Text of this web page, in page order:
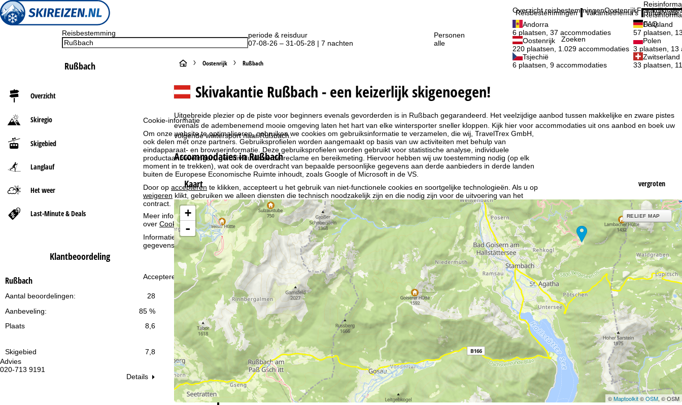
Cookie-informatie
Om onze website te optimaliseren, gebruiken we cookies om gebruiksinformatie te verzamelen, die wij, TravelTrex GmbH,
ook delen met onze partners. Gebruiksprofielen worden aangemaakt op basis van uw activiteiten met behulp van
eindapparaat- en browserinformatie. Deze gebruiksprofielen worden gebruikt voor statistische analyse, individuele
productaanbevelingen, geïndividualiseerde reclame en bereikmeting. Hiervoor hebben wij uw toestemming nodig (op elk
moment in te trekken), wat ook de overdracht van bepaalde persoonlijke gegevens aan derde aanbieders in derde landen
buiten de Europese Economische Ruimte inhoudt, zoals Google of Microsoft in de VS.
Door op accepteren te klikken, accepteert u het gebruik van niet-functionele cookies en soortgelijke technologieën. Als u op
weigeren klikt, gebruiken we alleen diensten die technisch noodzakelijk zijn en die nodig zijn voor de uitvoering van het
contract.
Meer informatie over het gebruik van cookies en de mogelijkheid om uw instellingen te wijzigen, vindt u in de informatie
over Cookie-Policy.
Informatie over de verantwoordelijke vind je in het Impressum
. Informatie over de doeleinden en jouw rechten omtrent
gegevensbescherming vind je onze
Privacy Policy.
Accepteren
Advies
020-713 9191
Openingstijden
ma-do:
09:00-17:00
vr:
09:00-14:00
za-zo:
gesloten
Reisbestemmingen
Overzicht reisbestemmingenOostenrijkFrankrijkItalië
Andorra
6 plaatsen, 37 accommodaties
Duitsland
57 plaatsen,
Oostenrijk
220 plaatsen, 1.029 accommodaties
Polen
3 plaatsen, 13
Tsjechië
6 plaatsen, 9 accommodaties
Zwitserland
33 plaatsen,
Vakantiethema's Informatie
FAQ
Reisbestemming
periode & reisduur
07-08-26 – 31-05-28 | 7 nachten
Personen
alle
Zoeken
Rußbach
Overzicht
Skiregio
Skigebied
Langlauf
Het weer
Last-Minute & Deals
Klantbeoordeling
Rußbach
28
Aantal beoordelingen:
85 %
Aanbeveling:
Plaats
8,6
Skigebied 7,8
Details
S
t
r
t
p
a
g
i
a
Oostenrijk Rußbach
Skivakantie Rußbach - een keizerlijk skigenoegen!
Uitgebreide plezier op de piste voor beginners evenals gevorderden is in Rußbach gegarandeerd. Het veelzijdige aanbod tussen makkelijke en zware pistes
evenals de adembenemend mooie omgeving laten het hart van elke wintersporter sneller kloppen. Kijk hier voor accommodaties uit ons aanbod en boek uw
volgende wintersport naar Rußbach.
Accommodaties in Rußbach
Kaart vergroten
+
-
RELIEF MAP
©Maptoolkit©OSM, © OSM